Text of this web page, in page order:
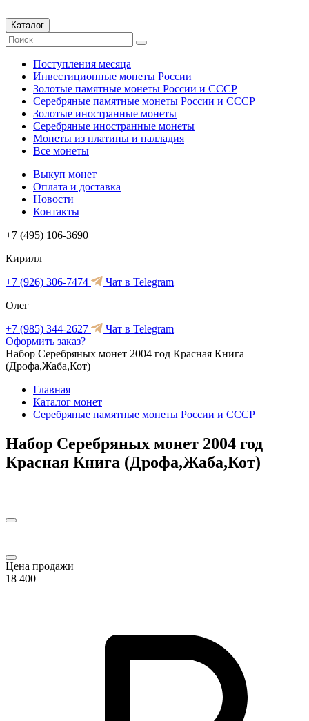
Каталог
Поступления месяца
Инвестиционные монеты России
Золотые памятные монеты России и СССР
Серебряные памятные монеты России и СССР
Золотые иностранные монеты
Серебряные иностранные монеты
Монеты из платины и палладия
Все монеты
Выкуп монет
Оплата и доставка
Новости
Контакты
+7 (495) 106-3690
Кирилл
+7 (926) 306-7474
Чат в Telegram
Олег
+7 (985) 344-2627
Чат в Telegram
Оформить заказ?
Набор Серебряных монет 2004 год Красная Книга
(Дрофа,Жаба,Кот)
Главная
Каталог монет
Серебряные памятные монеты России и СССР
Набор Серебряных монет 2004 год
Красная Книга (Дрофа,Жаба,Кот)
Цена продажи
18 400